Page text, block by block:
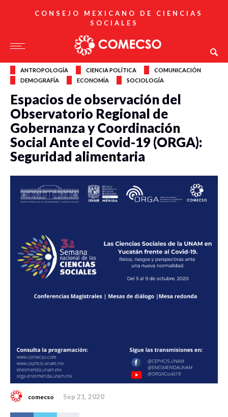
CONSEJO MEXICANO DE CIENCIAS
SOCIALES
ANTROPOLOGÍA CIENCIA POLÍTICA
COMUNICACIÓN
DEMOGRAFÍA
ECONOMÍA SOCIOLOGÍA
Espacios de observación del
Observatorio Regional de
Gobernanza y Coordinación
Social Ante el Covid-19 (ORGA):
Seguridad alimentaria
comecso Sep 21, 2020